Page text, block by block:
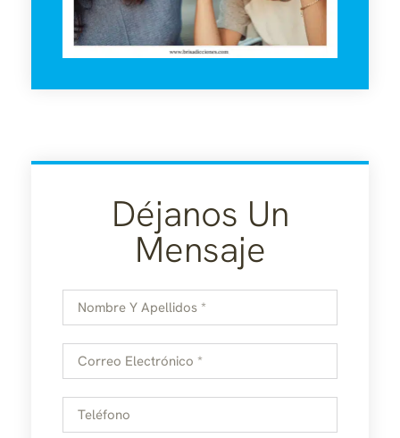
Déjanos Un
Mensaje